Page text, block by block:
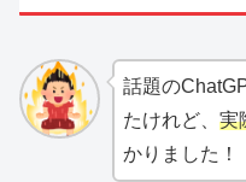
話題の
たけれど、 実
かりました！